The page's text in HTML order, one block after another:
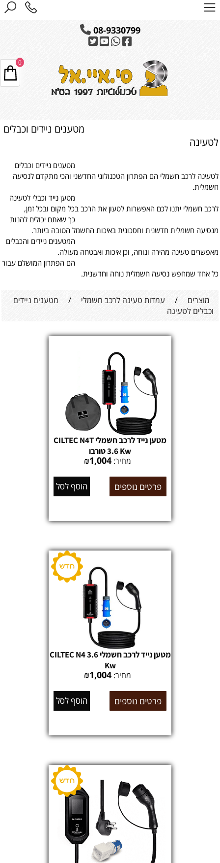
08-9330799
מטענים ניידים וכבלים
לטעינה
מטענים ניידים וכבלים
לטעינה לרכב חשמלי הם הפתרון הטכנולוגי החדשני והכי מתקדם לנסיעה
חשמלית.
מטען נייד וכבלי לטעינה
לרכב חשמלי יתנו לכם האפשרות לטעון את הרכב בכל מקום ובכל זמן,
כך שאתם יכולים להנות
מנסיעה חשמלית חדשנית וחסכונית באיכות החשמל הטובה ביותר.
המטענים ניידים והכבלים
מאפשרים טעינה מהירה ונוחה, וכן איכות ואבטחה מעולה.
הם הפתרון המושלם עבור
כל אחד שמחפש נסיעה חשמלית נוחה וחדשנית.
מוצרים / עמדות טעינה לרכב חשמלי /
מטענים ניידים
וכבלים לטעינה
0
מטען נייד לרכב חשמלי CILTEC N4T
3.6 Kw טורבו
מחיר:
₪1,004
פרטים נוספים הוסף לסל
מטען נייד לרכב חשמלי CILTEC N4 3.6
Kw
מחיר:
₪1,004
פרטים נוספים הוסף לסל